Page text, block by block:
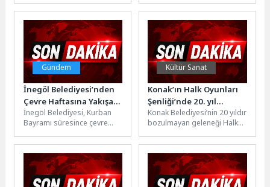
Eğitim Evi’nin özel çocukları,
Edremit 3. Komando Tabur...
Güreşleri’nde Kocaeli
Büyükşehir Belediyesi
Kağıtspor’un...
Gündem
İnegöl Belediyesi’nden
Çevre Haftasına Yakışan
Bayram Mesaisi
İnegöl Belediyesi, Kurban
Bayramı süresince çevre
önceleyen örnek bir çalışma
ortaya...
Kültür Sanat
Konak’ın Halk Oyunları
Şenliği’nde 20. yıl
gururu yaşanacak
Konak Belediyesi’nin 20 yıldır
bozulmayan geleneği Halk
400 dansçı 12 yörenin...